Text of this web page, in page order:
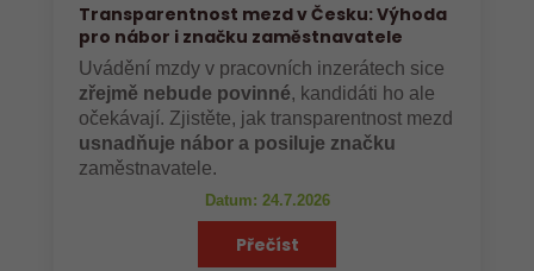
Transparentnost mezd v Česku: Výhoda
pro nábor i značku zaměstnavatele
Uvádění mzdy v pracovních inzerátech sice
zřejmě nebude povinné, kandidáti ho ale
očekávají. Zjistěte, jak transparentnost mezd
usnadňuje nábor a posiluje značku
zaměstnavatele.
Datum: 24.7.2026
Přečíst